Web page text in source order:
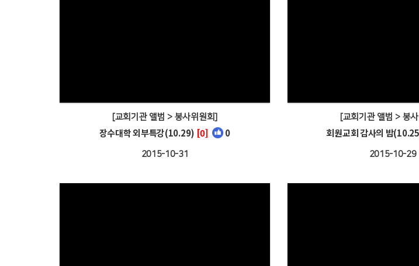
[교회기관 앨범 > 봉사위원회]
장수대학 외부특강(10.29) [0] 0
2015-10-31
[교회기관 앨범 > 봉
회원교회 감사의 밤
2015-10-29